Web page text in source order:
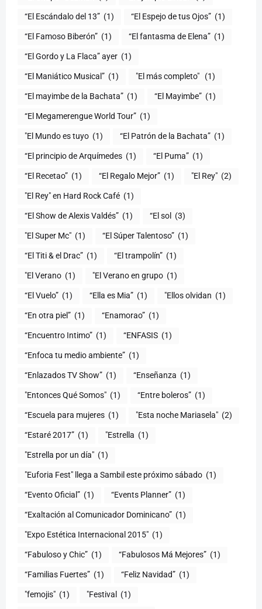
“El Escándalo del 13” (1) “El Espejo de tus Ojos” (1)
“El Famoso Biberón” (1) “El fantasma de Elena” (1)
“El Gordo y La Flaca” ayer (1)
“El Maniático Musical” (1) "El más completo" ​ (1)
“El mayimbe de la Bachata” (1) “El Mayimbe” (1)
“El Megamerengue World Tour” (1)
"El Mundo es tuyo (1) “El Patrón de la Bachata” (1)
“El principio de Arquímedes (1) “El Puma” (1)
“El Recetao” (1) “El Regalo Mejor” (1) "El Rey" (2)
"El Rey" en Hard Rock Café (1)
“El Show de Alexis Valdés” (1) “El sol (3)
"El Super Mc" (1) (1)
“El Titi & el Drac” (1) “El trampolín” (1)
"El Verano (1) "El Verano en grupo (1)
(1) “Ella es Mia” (1) "Ellos olvidan (1)
“En otra piel” (1) “Enamorao” (1)
“Encuentro Intimo” (1) “ENFASIS (1)
“Enfoca tu medio ambiente” (1)
“Enlazados TV Show” (1) “Enseñanza (1)
"Entonces Qué Somos" (1) “Entre boleros” (1)
“Escuela para mujeres (1) "Esta noche Mariasela" (2)
“Estaré 2017” (1) "Estrella (1)
"Estrella por un día" (1)
"Euforia Fest" llega a Sambil este próximo sábado (1)
“Evento Oficial” (1) “Events Planner” (1)
“Exaltación al Comunicador Dominicano” (1)
"Expo Estética Internacional 2015" (1)
“Fabuloso y Chic” (1) “Fabulosos Má Mejores” (1)
“Familias Fuertes” (1) “Feliz Navidad” (1)
"femojis" (1) "Festival (1)